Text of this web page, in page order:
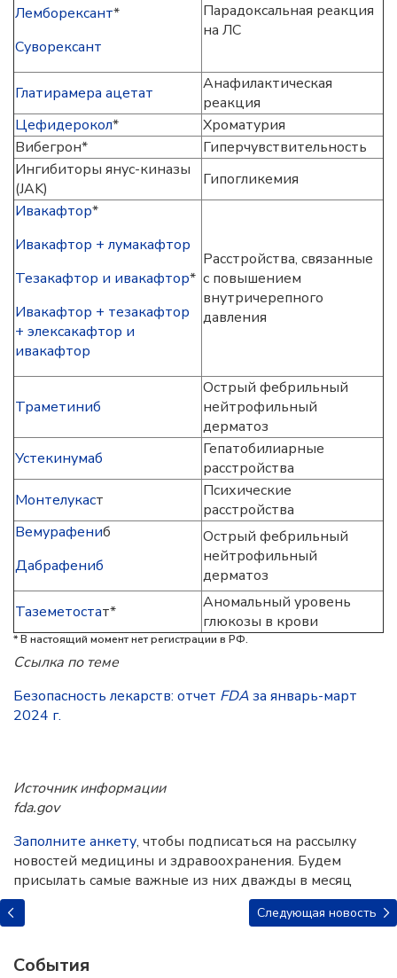
Лемборексант*
Суворексант
Парадоксальная реакция
на ЛС
Глатирамера ацетат
Анафилактическая
реакция
Цефидерокол*
Хроматурия
Вибегрон*
Гиперчувствительность
Ингибиторы янус-киназы
(JAK)
Гипогликемия
Ивакафтор*
Ивакафтор + лумакафтор
Тезакафтор и ивакафтор*
Ивакафтор + тезакафтор
+ элексакафтор и
ивакафтор
Расстройства, связанные
с повышением
внутричерепного
давления
Траметиниб
Острый фебрильный
нейтрофильный
дерматоз
Устекинумаб
Гепатобилиарные
расстройства
Монтелукаст
Психические
расстройства
Вемурафениб
Дабрафениб
Острый фебрильный
нейтрофильный
дерматоз
Таземетостат*
Аномальный уровень
глюкозы в крови
* В настоящий момент нет регистрации в РФ.
Ссылка по теме
Безопасность лекарств: отчет FDAза январь-март
2024 г.
Источник информации
fda.gov
Заполните анкету, чтобы подписаться на рассылку
новостей медицины и здравоохранения. Будем
присылать самые важные из них дважды в месяц
Следующая новость
События